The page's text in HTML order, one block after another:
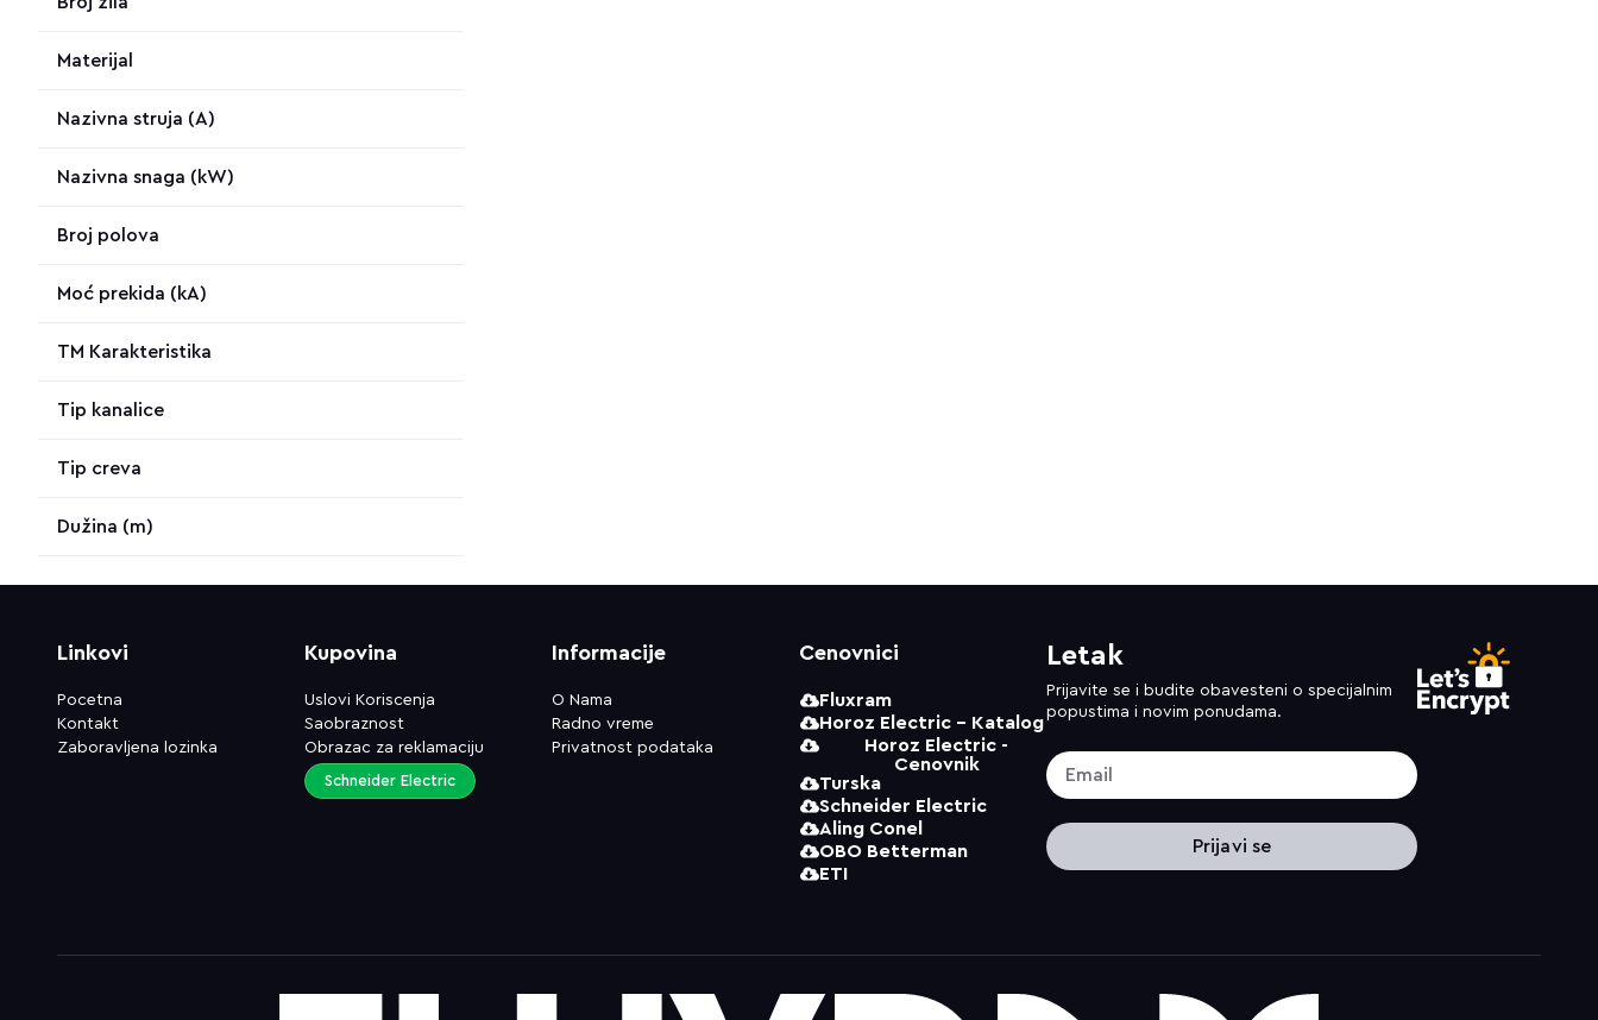
Materijal
Nazivna struja (A)
Nazivna snaga (kW)
Broj polova
Moć prekida (kA)
TM Karakteristika
Tip kanalice
Tip creva
Dužina (m)
Linkovi
Pocetna
Kontakt
Zaboravljena lozinka
Kupovina
Uslovi Koriscenja
Saobraznost
Obrazac za reklamaciju
Schneider Electric
Informacije
O Nama
Radno vreme
Privatnost podataka
Cenovnici
Fluxram
Horoz Electric - Katalog
Horoz Electric -
Cenovnik
Turska
Schneider Electric
Aling Conel
OBO Betterman
ETI
Letak
Prijavite se i budite obavesteni o specijalnim
popustima i novim ponudama.
Prijavi se